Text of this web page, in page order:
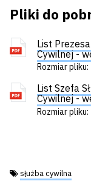
Pliki do
List
Cywilnej -
Rozmiar
List Szefa
Cywilnej -
Rozmiar pliku:
Tagi:
służba cywilna